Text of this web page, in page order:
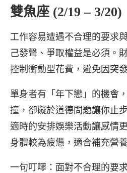
雙魚座 (2/19 – 3/20)
工作容易遭遇不合理的要求
己發聲、爭取權益是必須。
控制衝動型花費，避免因突
單身者有「年下戀」的機會
撞，卻礙於道德問題讓你止
適時的安排娛樂活動讓感情
身體較為疲憊，適合補充營
一句叮嚀：面對不合理的要